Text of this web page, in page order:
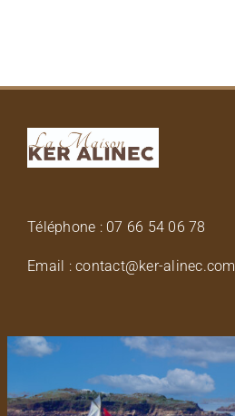
Téléphone : 07 66 54 06 78
Email : contact@ker-alinec.com